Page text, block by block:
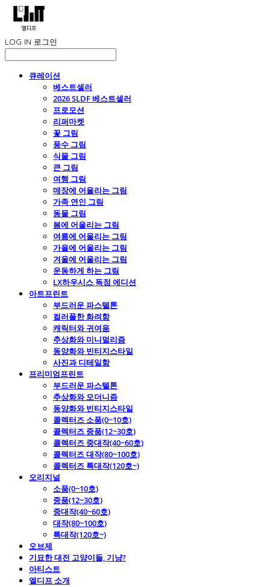
LOG IN 로그인
큐레이션
베스트셀러
2026 SLDF 베스트셀러
프로모션
리퍼마켓
꽃 그림
풍수 그림
식물 그림
큰 그림
여행 그림
매장에 어울리는 그림
가족 연인 그림
동물 그림
봄에 어울리는 그림
여름에 어울리는 그림
가을에 어울리는 그림
겨울에 어울리는 그림
운동하게 하는 그림
LX하우시스 독점 에디션
아트프린트
부드러운 파스텔톤
컬러풀한 화려함
캐릭터와 귀여움
추상화와 미니멀리즘
동양화와 빈티지스타일
사진과 디테일함
프리미엄프린트
부드러운 파스텔톤
추상화와 모더니즘
동양화와 빈티지스타일
콜렉터즈 소품(0~10호)
콜렉터즈 중품(12~30호)
콜렉터즈 중대작(40~60호)
콜렉터즈 대작(80~100호)
콜렉터즈 특대작(120호~)
오리지널
소품(0~10호)
중품(12~30호)
중대작(40~60호)
대작(80~100호)
특대작(120호~)
오브제
기묘한 대전 고양이들, 기냥?
아티스트
엘디프 소개